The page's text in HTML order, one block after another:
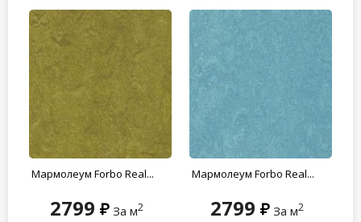
Заказать Заказать
Мармолеум Forbo Real...
2799 За м2
Мармолеум Forbo Real...
2799 За м2